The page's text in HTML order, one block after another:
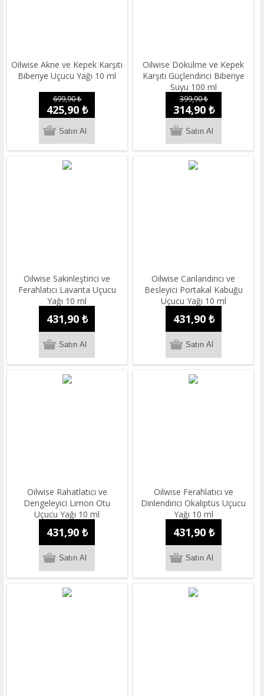
Oilwise Akne ve Kepek Karşıtı
Biberiye Uçucu Yağı 10 ml
699,90 ₺
425,90 ₺
Oilwise Dökülme ve Kepek
Karşıtı Güçlendirici Biberiye
Suyu 100 ml
399,90 ₺
314,90 ₺
Oilwise Sakinleştirici ve
Ferahlatıcı Lavanta Uçucu
Yağı 10 ml
431,90 ₺
Oilwise Canlandırıcı ve
Besleyici Portakal Kabuğu
Uçucu Yağı 10 ml
431,90 ₺
Oilwise Rahatlatıcı ve
Dengeleyici Limon Otu
Uçucu Yağı 10 ml
431,90 ₺
Oilwise Ferahlatıcı ve
Dinlendirici Okaliptüs Uçucu
Yağı 10 ml
431,90 ₺